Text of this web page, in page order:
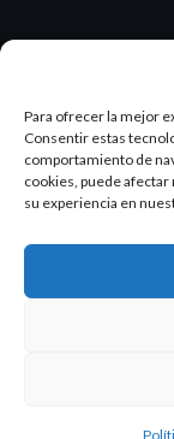
Para ofrecer la mejor
Consentir estas
comportamiento de
cookies, puede
su experiencia en
2026